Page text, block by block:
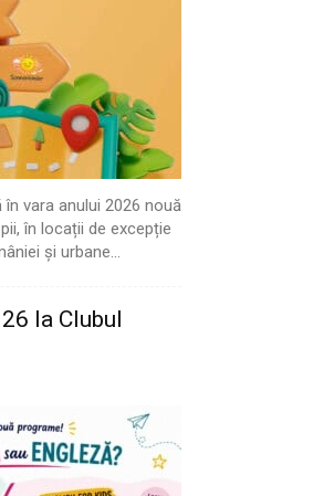
vara anului 2026 nouă
în locații de excepție
și urbane...
la Clubul